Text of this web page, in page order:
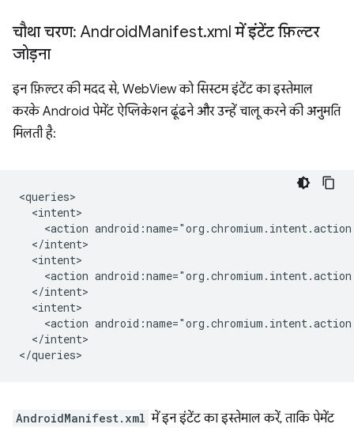
चौथा चरण: AndroidManifest.xml में इंटेंट फ़िल्टर
जोड़ना
इन फ़िल्टर की मदद से, WebView को सिस्टम इंटेंट का इस्तेमाल
करके Android पेमेंट ऐप्लिकेशन ढूंढने और उन्हें चालू करने की अनुमति
मिलती है:
<action
<action
<action
</intent>
AndroidManifest.xml में इन इंटेंट का इस्तेमाल करें, ताकि पेमेंट